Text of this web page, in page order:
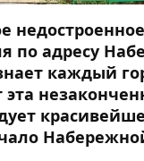
по адресу
каждый
эта